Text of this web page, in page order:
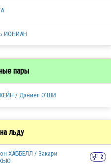
ИОНИАН
пары
/ Дэниел О’ШИ
льду
ХАББЕЛЛ / Закари
2